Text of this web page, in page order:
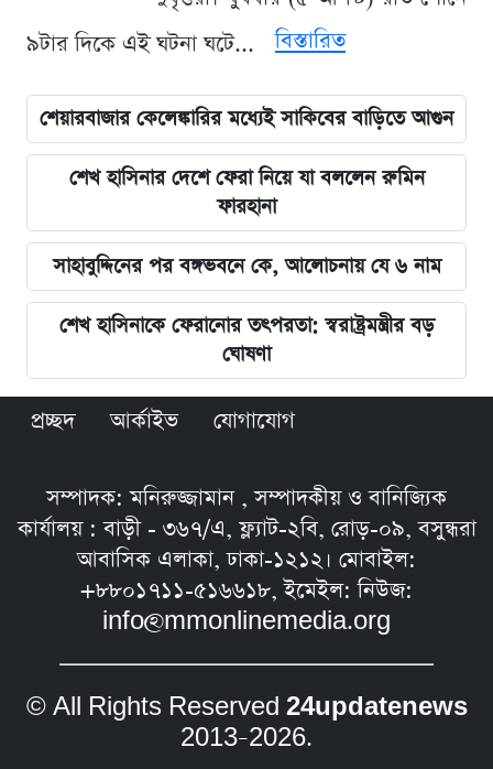
৯টার দিকে এই ঘটনা ঘটে...
বিস্তারিত
শেয়ারবাজার কেলেঙ্কারির মধ্যেই সাকিবের বাড়িতে আগুন
শেখ হাসিনার দেশে ফেরা নিয়ে যা বললেন রুমিন
ফারহানা
সাহাবুদ্দিনের পর বঙ্গভবনে কে, আলোচনায় যে ৬ নাম
শেখ হাসিনাকে ফেরানোর তৎপরতা: স্বরাষ্ট্রমন্ত্রীর বড়
ঘোষণা
প্রচ্ছদ আর্কাইভ যোগাযোগ
সম্পাদক: মনিরুজ্জামান , সম্পাদকীয় ও বানিজ্যিক
কার্যালয় : বাড়ী - ৩৬৭/এ, ফ্ল্যাট-২বি, রোড়-০৯, বসুন্ধরা
আবাসিক এলাকা, ঢাকা-১২১২। মোবাইল:
+৮৮০১৭১১-৫১৬৬১৮, ইমেইল: নিউজ:
info@mmonlinemedia.org
© All Rights Reserved 24updatenews
2013–2026.